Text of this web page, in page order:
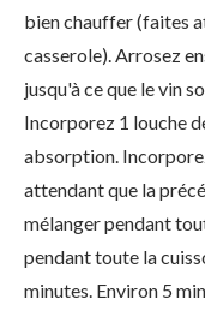
bien chauffer (faites
casserole). Arrosez
jusqu'à ce que le vin
Incorporez 1 louche
absorption.
attendant que la
mélanger pendant
pendant toute la
minutes. Environ 5